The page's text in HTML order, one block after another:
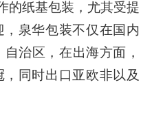
的纸基包装，尤其受提
泉华包装不仅在国内
治区，在出海方面，
同时出口亚欧非以及